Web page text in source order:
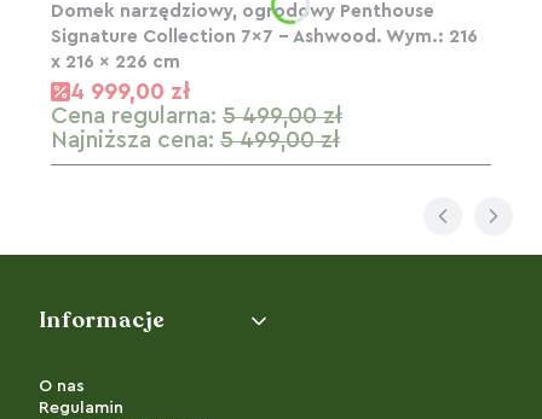
Domek narzędziowy, ogrodowy Penthouse
Signature Collection 7x7 - Ashwood. Wym.: 216
x 216 x 226 cm
4 999,00 zł
Cena regularna: 5 499,00 zł
Najniższa cena: 5 499,00 zł
Linki w stopce
Informacje
O nas
Regulamin